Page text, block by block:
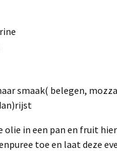
smaak( belegen,
olie in een pan en fruit
toe en laat deze